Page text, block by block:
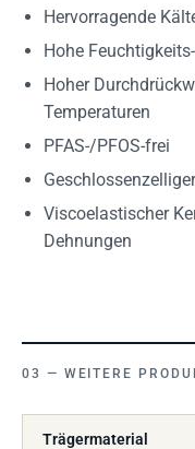
Hervorragende
Hohe
Hoher
Temperaturen
PFAS-/PFOS-frei
Viscoelastischer
Dehnungen
WEITERE
Trägermaterial